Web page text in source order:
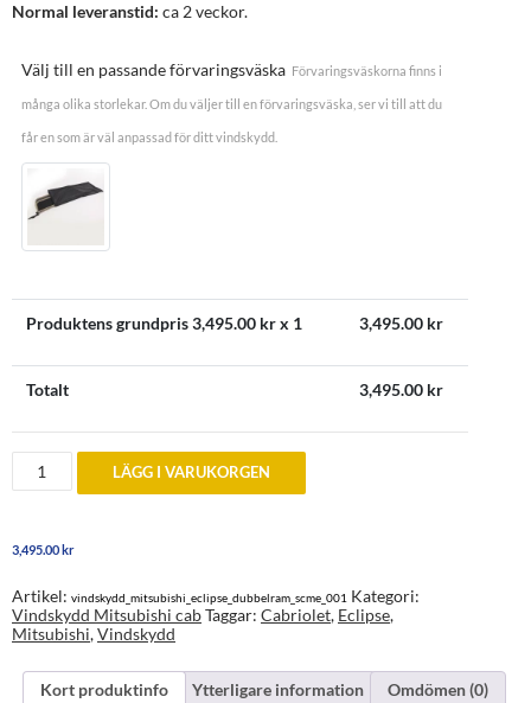
Normal leveranstid: ca 2 veckor.
Välj till en passande förvaringsväska Förvaringsväskorna finns i
många olika storlekar. Om du väljer till en förvaringsväska, ser vi till att du
får en som är väl anpassad för ditt vindskydd.
Produktens grundpris3,495.00 kr x 1 3,495.00 kr
Totalt 3,495.00 kr
Vindskydd
Mitsubishi
Dubbelram
2005
mängd
LÄGG I VARUKORGEN
3,495.00kr
Artikel: vindskydd_mitsubishi_eclipse_dubbelram_scme_001 Kategori:
Vindskydd Mitsubishi cabTaggar: Cabriolet, Eclipse,
Mitsubishi,Vindskydd
Kort produktinfo Ytterligare information Omdömen (0)